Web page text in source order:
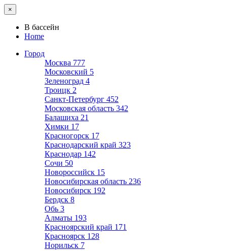
×
В бассейн
Home
Город
Москва 777
Московский 5
Зеленоград 4
Троицк 2
Санкт-Петербург 452
Московская область 342
Балашиха 21
Химки 17
Красногорск 17
Краснодарский край 323
Краснодар 142
Сочи 50
Новороссийск 15
Новосибирская область 236
Новосибирск 192
Бердск 8
Обь 3
Алматы 193
Красноярский край 171
Красноярск 128
Норильск 7